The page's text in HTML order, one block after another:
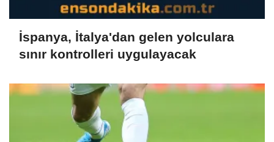
İspanya, İtalya'dan gelen yolculara
sınır kontrolleri uygulayacak